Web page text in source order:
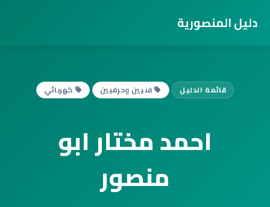
دليل المنصورية
قائمة الدليل فنيين وحرفيين كهربائي
احمد مختار ابو
منصور